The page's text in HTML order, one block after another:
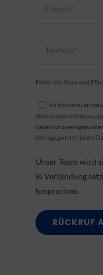
Felder mit Stern sind
Ich bin damit
elektronisch erhoben
dabei nur
Anfrage genutzt. (siehe
Unser Team wird
in Verbindung
besprechen.